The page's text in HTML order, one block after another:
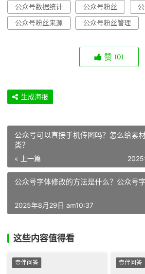
公众号数据统计
公众号粉丝
公众号粉丝来源
公众号粉丝管理
赞 (0)
生成海报
公众号可以直接手机传图吗？怎么给素
类？
« 上一篇
公众号字体修改的方法是什么？公众号
2025年8月29日 am10:37
这些内容值得看
壹伴问答 壹伴问答